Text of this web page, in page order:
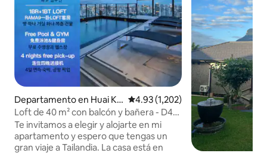
Departamento en Huai Kh
wang
Calificación promedio: 4.93 de 5;
4.93 (1,202)
Loft de 40 m² con balcón y bañera - D4/3
personas/piscina en la azotea/cerca de
RCA/cerca del mercado nocturno de
trenes/cerca de Tonglor
Te invitamos a elegir y alojarte en mi
apartamento y espero que tengas un
gran viaje a Tailandia. La casa está en